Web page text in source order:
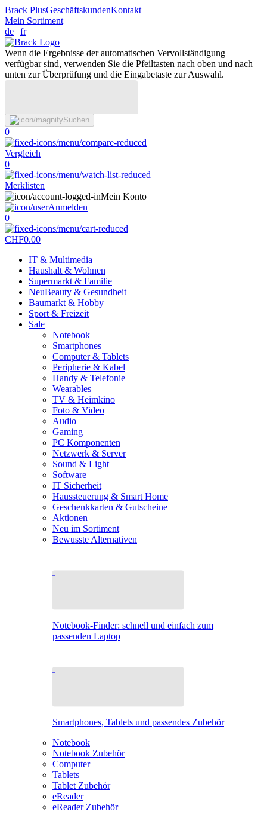
Brack PlusGeschäftskundenKontakt
Mein Sortiment
de | fr
Wenn die Ergebnisse der automatischen Vervollständigung
verfügbar sind, verwenden Sie die Pfeiltasten nach oben und nach
unten zur Überprüfung und die Eingabetaste zur Auswahl.
Suchen
0
Vergleich
0
Merklisten
Mein Konto
Anmelden
0
CHF0.00
IT & Multimedia
Haushalt & Wohnen
Supermarkt & Familie
NeuBeauty & Gesundheit
Baumarkt & Hobby
Sport & Freizeit
Sale
Notebook
Smartphones
Computer & Tablets
Peripherie & Kabel
Handy & Telefonie
Wearables
TV & Heimkino
Foto & Video
Audio
Gaming
PC Komponenten
Netzwerk & Server
Sound & Light
Software
IT Sicherheit
Haussteuerung & Smart Home
Geschenkkarten & Gutscheine
Aktionen
Neu im Sortiment
Bewusste Alternativen
Notebook-Finder: schnell und einfach zum
passenden Laptop
Smartphones, Tablets und passendes Zubehör
Notebook
Notebook Zubehör
Computer
Tablets
Tablet Zubehör
eReader
eReader Zubehör